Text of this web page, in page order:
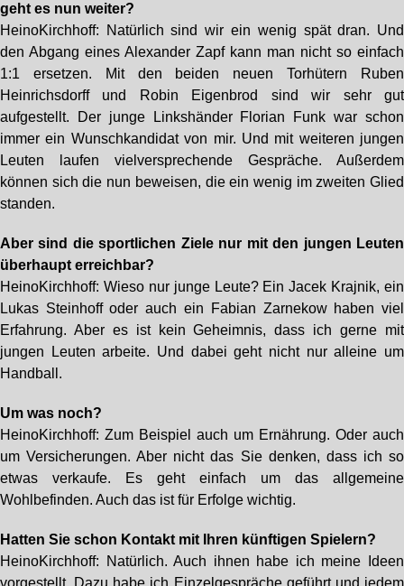
geht es nun weiter?
HeinoKirchhoff: Natürlich sind wir ein wenig spät dran. Und
den Abgang eines Alexander Zapf kann man nicht so einfach
1:1 ersetzen. Mit den beiden neuen Torhütern Ruben
Heinrichsdorff und Robin Eigenbrod sind wir sehr gut
aufgestellt. Der junge Linkshänder Florian Funk war schon
immer ein Wunschkandidat von mir. Und mit weiteren jungen
Leuten laufen vielversprechende Gespräche. Außerdem
können sich die nun beweisen, die ein wenig im zweiten Glied
standen.
Aber sind die sportlichen Ziele nur mit den jungen Leuten
überhaupt erreichbar?
HeinoKirchhoff: Wieso nur junge Leute? Ein Jacek Krajnik, ein
Lukas Steinhoff oder auch ein Fabian Zarnekow haben viel
Erfahrung. Aber es ist kein Geheimnis, dass ich gerne mit
jungen Leuten arbeite. Und dabei geht nicht nur alleine um
Handball.
Um was noch?
HeinoKirchhoff: Zum Beispiel auch um Ernährung. Oder auch
um Versicherungen. Aber nicht das Sie denken, dass ich so
etwas verkaufe. Es geht einfach um das allgemeine
Wohlbefinden. Auch das ist für Erfolge wichtig.
Hatten Sie schon Kontakt mit Ihren künftigen Spielern?
HeinoKirchhoff: Natürlich. Auch ihnen habe ich meine Ideen